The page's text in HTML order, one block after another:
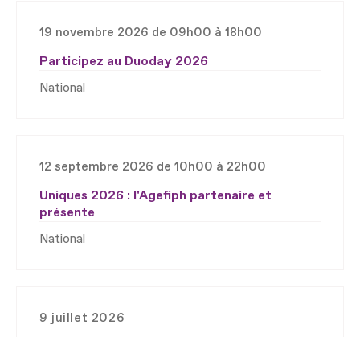
19 novembre 2026 de 09h00 à 18h00
Participez au Duoday 2026
National
12 septembre 2026 de 10h00 à 22h00
Uniques 2026 : l'Agefiph partenaire et
présente
National
9 juillet 2026